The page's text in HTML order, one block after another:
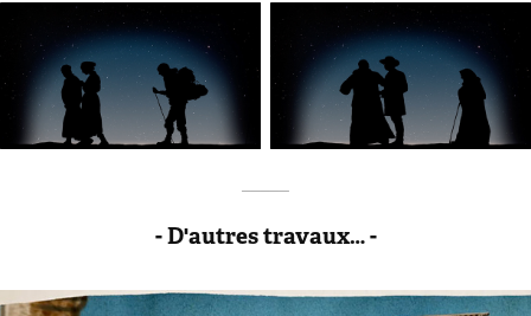
- D'autres travaux… -